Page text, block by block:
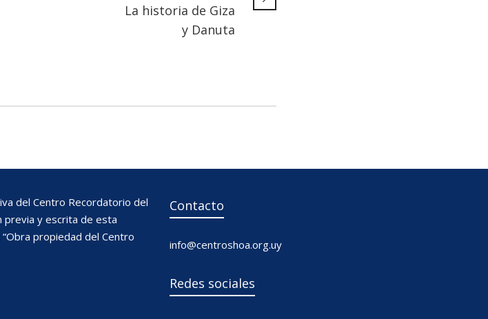
La historia de Giza
y Danuta
del Centro Recordatorio del
previa y escrita de esta
propiedad del Centro
Contacto
info@centroshoa.org.uy
Redes sociales